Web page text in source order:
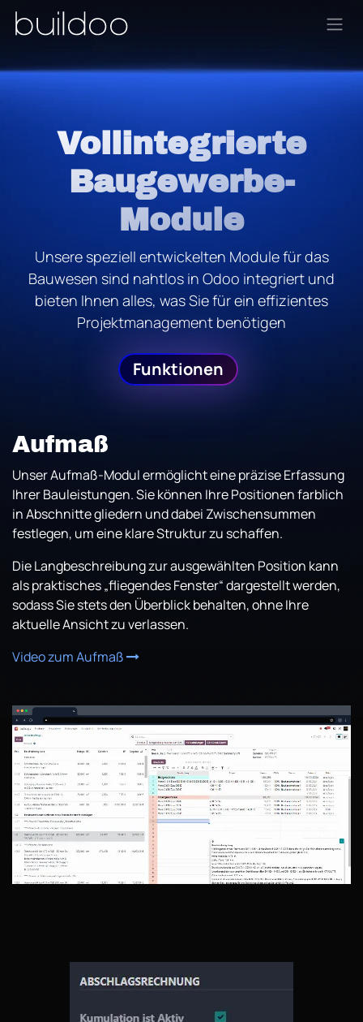
Zum Inhalt springen
Vollintegrierte
Baugewerbe-
Module
Unsere speziell entwickelten Module für das
Bauwesen sind nahtlos in Odoo integriert und
bieten Ihnen alles, was Sie für ein effizientes
Projektmanagement benötigen
Funktionen
Aufmaß
Unser Aufmaß-Modul ermöglicht eine präzise Erfassung
Ihrer Bauleistungen. Sie können Ihre Positionen farblich
in Abschnitte gliedern und dabei Zwischensummen
festlegen, um eine klare Struktur zu schaffen.
Die Langbeschreibung zur ausgewählten Position kann
als praktisches „fliegendes Fenster“ dargestellt werden,
sodass Sie stets den Überblick behalten, ohne Ihre
aktuelle Ansicht zu verlassen.
Video zum Aufmaß